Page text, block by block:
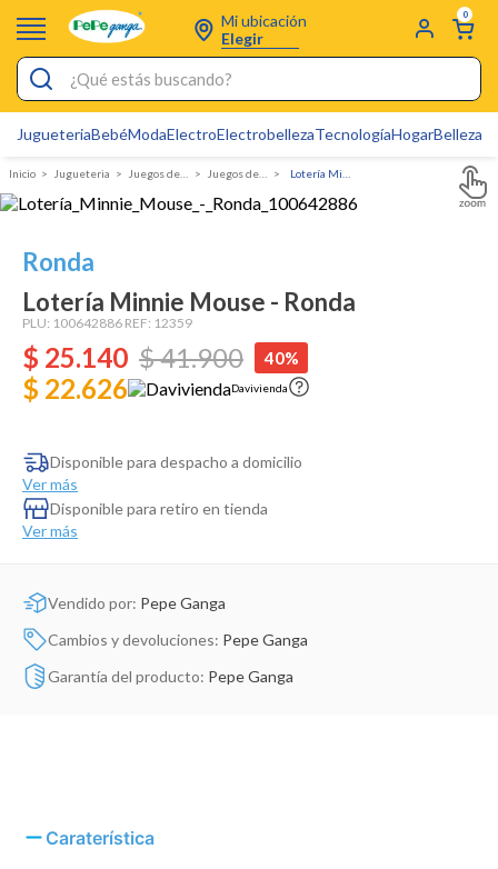
Mi ubicación
Elegir
0
¿Qué estás buscando?
JugueteriaBebéModaElectroElectrobellezaTecnologíaHogarBelleza
Jugueteria juegos de mesa Juegos de Niños
Ronda
Lotería Minnie Mouse - Ronda
PLU: 100642886 REF: 12359
$ 25.140 $41.900 40%
$ 22.626 Davivienda
Disponible para despacho a domicilio
Ver más
Disponible para retiro en tienda
Ver más
Vendido por: Pepe Ganga
Cambios y devoluciones: Pepe Ganga
Garantía del producto: Pepe Ganga
Caraterística
Pijamas
Figuras Toy Story
Carters
Silla Mecedora Bebé
Bebes
Cartas Pokemon
Dinosaurio Juguete